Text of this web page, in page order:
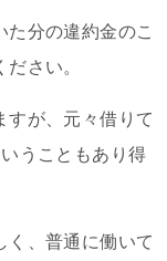
た分の違約金のこ
さい。
すが、元々借りて
うこともあり得
く、普通に働いて